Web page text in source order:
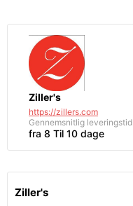
Ziller's
https://zillers.com
Gennemsnitlig leveringstid
fra 8 Til 10 dage
Ziller's